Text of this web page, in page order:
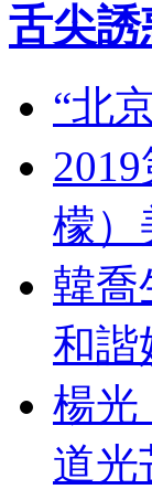
舌尖
“北
檬）
韓喬
和諧
楊光
道光